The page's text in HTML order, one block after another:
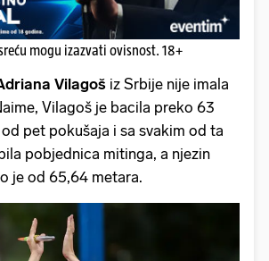
mogu izazvati ovisnost. 18+
Vilagoš iz Srbije nije imala
Vilagoš je bacila preko 63
pet pokušaja i sa svakim od ta
pobjednica mitinga, a njezin
je od 65,64 metara.